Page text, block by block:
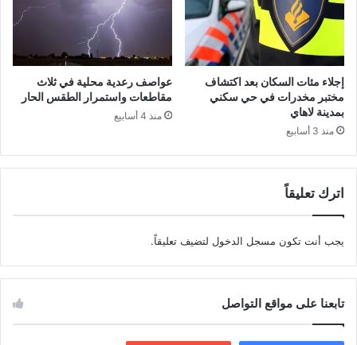
إجلاء مئات السكان بعد اكتشاف
مختبر مخدرات في حي سكني
بمدينة لاهاي
منذ 3 أسابيع
عواصف رعدية محلية في ثلاث
مقاطعات واستمرار الطقس الحار
منذ 4 أسابيع
اترك تعليقاً
يجب أنت تكون مسجل الدخول لتضيف تعليقاً.
تابعنا على مواقع التواصل